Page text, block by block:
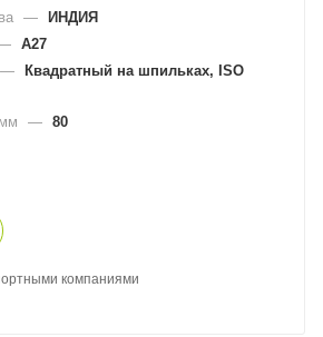
— ИНДИЯ
A27
— Квадратный на шпильках, ISO
— 80
компаниями